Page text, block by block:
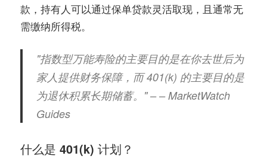
款，持有人可以通过保单贷款灵活取现，且通常无
需缴纳所得税。
"指数型万能寿险的主要目的是在你去世后为
家人提供财务保障，而 401(k) 的主要目的是
为退休积累长期储蓄。" – – MarketWatch
Guides
什么是 401(k) 计划？